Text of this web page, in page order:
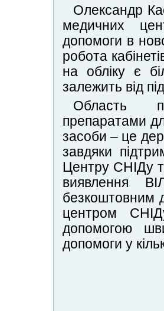
Олександр
медичних
допомоги в
робота
на обліку є
залежить від
Область
препаратами
засоби – це
завдяки
Центру СНІДу
виявлення
безкоштовним
центром
допомогою
допомоги у